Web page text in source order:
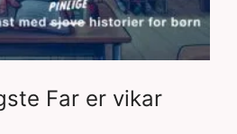
Far er vikar